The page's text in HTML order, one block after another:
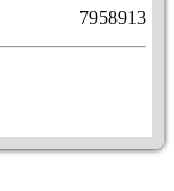
7958913